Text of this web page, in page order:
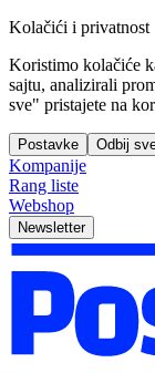
Kolačići i privatnost
Koristimo kolačiće
sajtu, analizirali
sve" pristajete na
Postavke Odbij
Kompanije
Rang liste
Webshop
Newsletter